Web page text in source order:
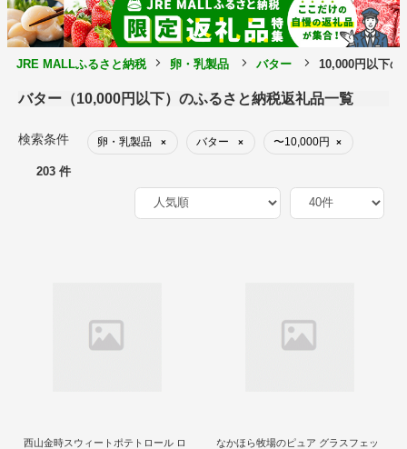
JRE MALLふるさと納税 卵・乳製品 バター 10,000円以下の
バター（10,000円以下）のふるさと納税返礼品一覧
検索条件 卵・乳製品 × バター × 〜10,000円 ×
203 件
西山金時スウィートポテトロール ロ
なかほら牧場のピュア グラスフェッ